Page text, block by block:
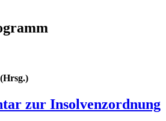
zur Insolvenzordnung